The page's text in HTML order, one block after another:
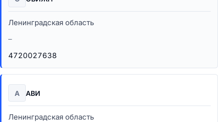
Ленинградская область
–
4720027638
А АВИ
Ленинградская область